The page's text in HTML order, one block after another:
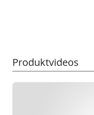
Produktvideos